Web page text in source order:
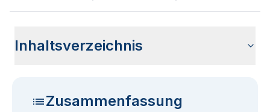
Inhaltsverzeichnis
Zusammenfassung